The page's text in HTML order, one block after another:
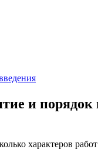
и порядок
характеров